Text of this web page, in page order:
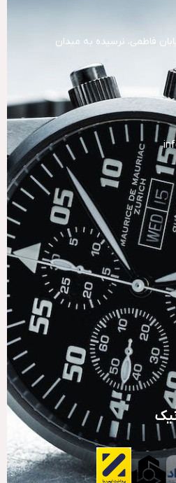
فاطمی، نرسیده به میدان